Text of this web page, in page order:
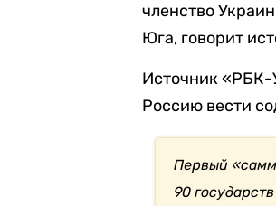
членство
Юга, говорит
Источник «РБК-
Россию вести
Первый
90